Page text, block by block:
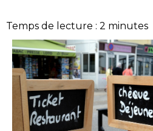
Temps de lecture : 2 minutes